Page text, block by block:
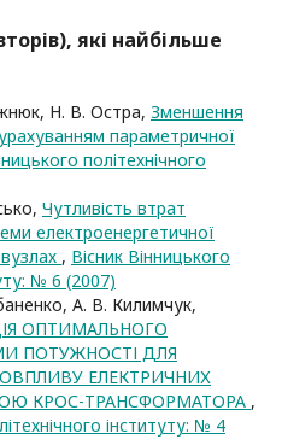
які найбільше
Н. В. Остра, Зменшення
параметричної
політехнічного
Чутливість втрат
електроенергетичної
, Вісник Вінницького
№ 6 (2007)
А. В. Килимчук,
ОПТИМАЛЬНОГО
ПОТУЖНОСТІ ДЛЯ
ЕЛЕКТРИЧНИХ
КРОС-ТРАНСФОРМАТОРА ,
інституту: № 4